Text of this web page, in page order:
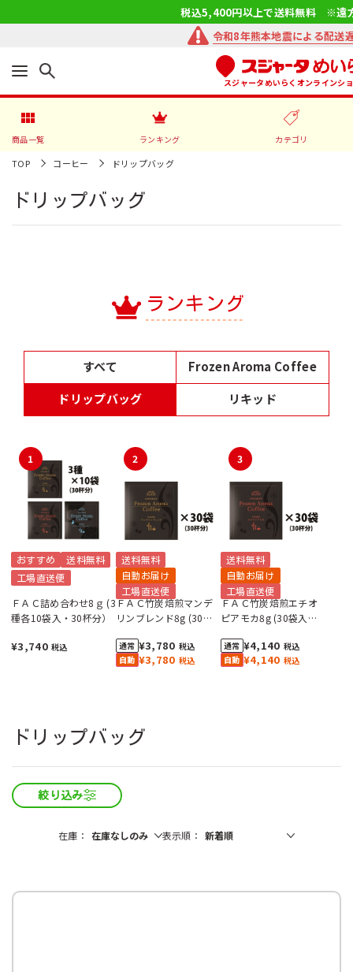
税込5,400円以上で送料無料 ※遠
令和8年熊本地震による配送
スジャータめいらくオンラインシ
商品一覧 ランキング カテゴリ
TOP コーヒー ドリップバッグ
ドリップバッグ
ランキング
すべて
Frozen Aroma Coffee
ドリップバッグ
リキッド
1
おすすめ
送料無料
工場直送便
ＦＡＣ詰め合わせ8ｇ (3
種各10袋入・30杯分）
¥3,740 税込
2
送料無料
自動お届け
工場直送便
ＦＡＣ竹炭焙煎マンデ
リンブレンド8g (30袋
¥3,780 税込
¥3,780 税込
3
送料無料
自動お届け
工場直送便
ＦＡＣ竹炭焙煎エチオ
ピアモカ8g (30袋入・
¥4,140 税込
¥4,140 税込
ドリップバッグ
絞り込み
在庫 表示順